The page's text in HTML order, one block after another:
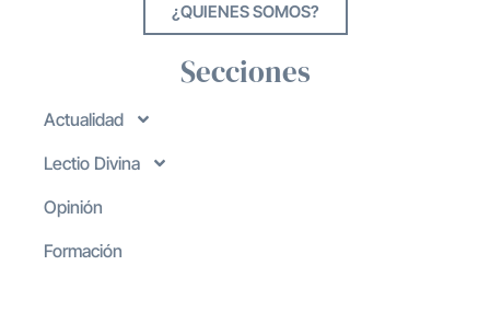
¿QUIENES SOMOS?
Secciones
Actualidad
Lectio Divina
Opinión
Formación